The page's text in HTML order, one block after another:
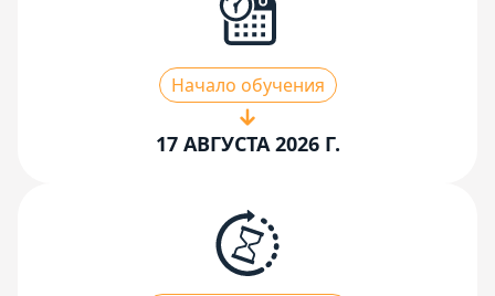
Начало обучения
17 АВГУСТА 2026 Г.